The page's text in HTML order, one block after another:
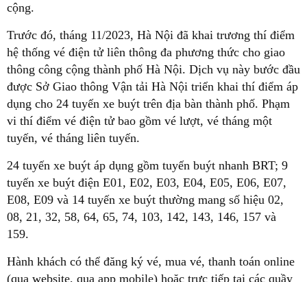
cộng.
Trước đó, tháng 11/2023, Hà Nội đã khai trương thí điểm
hệ thống vé điện tử liên thông đa phương thức cho giao
thông công cộng thành phố Hà Nội. Dịch vụ này bước đầu
được Sở Giao thông Vận tải Hà Nội triển khai thí điểm áp
dụng cho 24 tuyến xe buýt trên địa bàn thành phố. Phạm
vi thí điểm vé điện tử bao gồm vé lượt, vé tháng một
tuyến, vé tháng liên tuyến.
24 tuyến xe buýt áp dụng gồm tuyến buýt nhanh BRT; 9
tuyến xe buýt điện E01, E02, E03, E04, E05, E06, E07,
E08, E09 và 14 tuyến xe buýt thường mang số hiệu 02,
08, 21, 32, 58, 64, 65, 74, 103, 142, 143, 146, 157 và
159.
Hành khách có thể đăng ký vé, mua vé, thanh toán online
(qua website, qua app mobile) hoặc trực tiếp tại các quầy